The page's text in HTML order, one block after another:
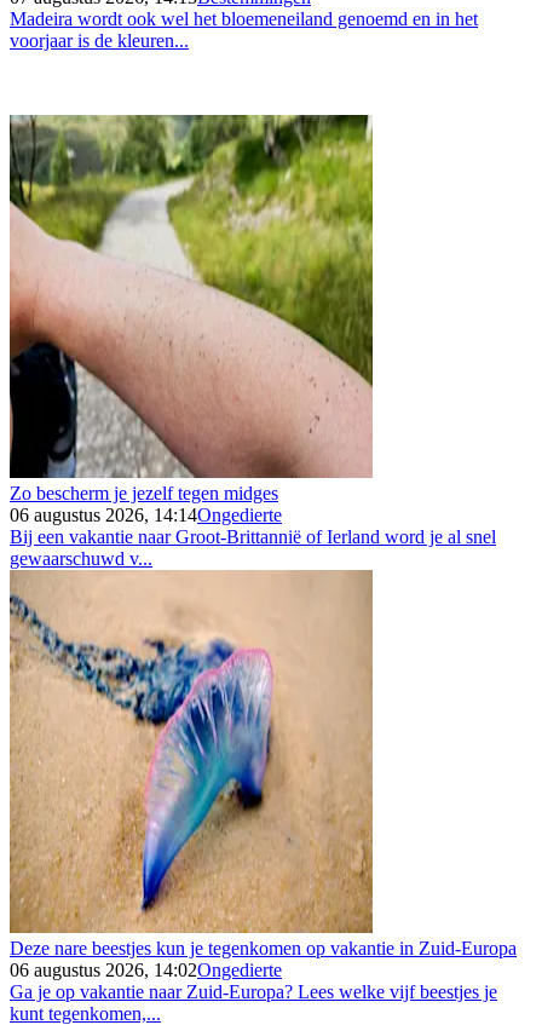
Madeira wordt ook wel het bloemeneiland genoemd en in het
voorjaar is de kleuren...
Zo bescherm je jezelf tegen midges
06 augustus 2026, 14:14Ongedierte
Bij een vakantie naar Groot-Brittannië of Ierland word je al snel
gewaarschuwd v...
Deze nare beestjes kun je tegenkomen op vakantie in Zuid-Europa
06 augustus 2026, 14:02Ongedierte
Ga je op vakantie naar Zuid-Europa? Lees welke vijf beestjes je
kunt tegenkomen,...